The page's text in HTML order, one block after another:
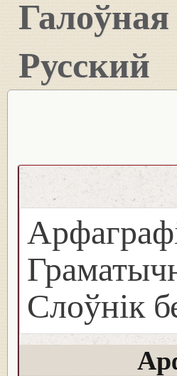
Галоўная
Русский
Слоўнік